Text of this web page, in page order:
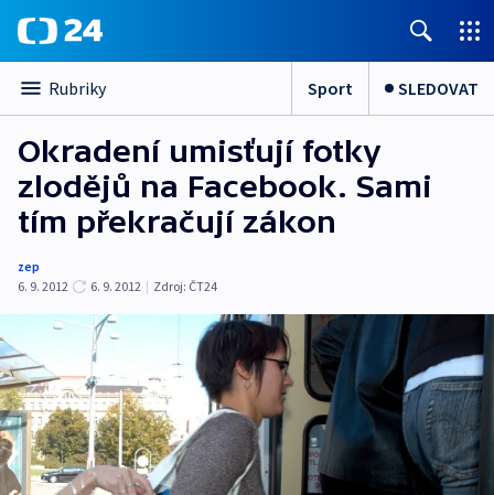
Rubriky Sport SLEDOVAT
Okradení umisťují fotky
zlodějů na Facebook. Sami
tím překračují zákon
zep
6. 9. 2012
6. 9. 2012 | Zdroj: ČT24